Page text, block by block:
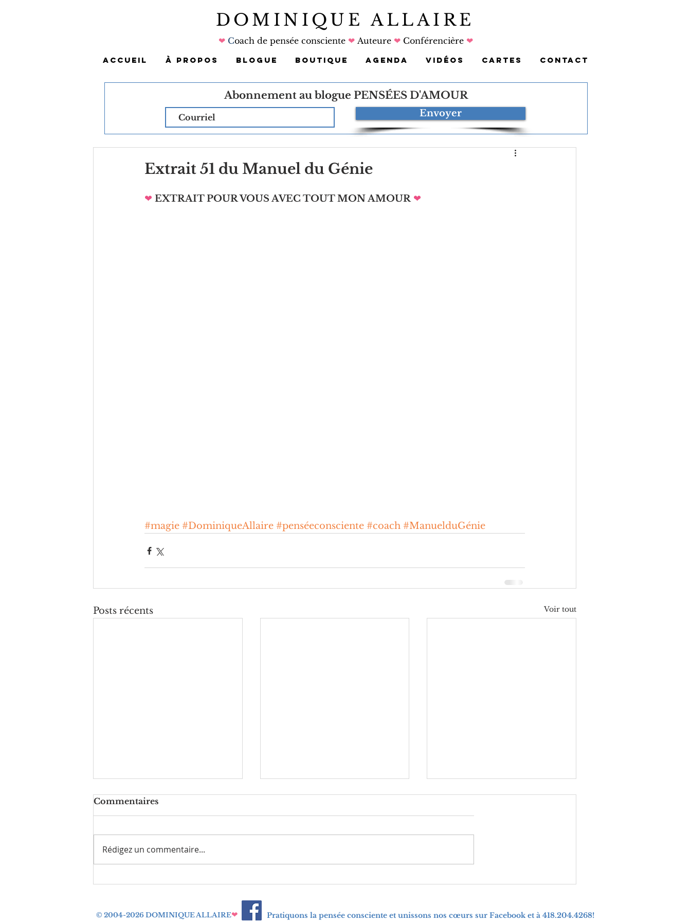
DOMINIQUE ALLAIRE
❤Coach de pensée consciente ❤Auteure ❤Conférencière ❤
ACCUEIL À PROPOS BLOGUE BOUTIQUE AGENDA VIDÉOS CARTES CONTACT
Abonnement au blogue PENSÉES D'AMOUR
Envoyer
Extrait 51 du Manuel du Génie
❤ EXTRAIT POUR VOUS AVEC TOUT MON AMOUR ❤
#magie #DominiqueAllaire #penséeconsciente #coach #ManuelduGénie
Posts récents Voir tout
Le 5 août 2026
Commentaires
Rédigez un commentaire...
© 2004-2026 DOMINIQUE ALLAIRE❤ Pratiquons la pensée consciente et unissons nos cœurs sur Facebook et à 418.204.4268!